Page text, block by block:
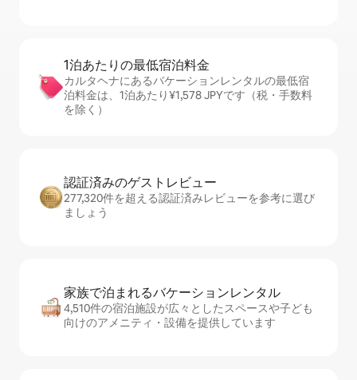
1泊あたりの最⁠低⁠宿⁠泊⁠料⁠金
カルタヘナにあるバケーションレンタルの最低宿
泊料金は、1泊あたり¥1,578 JPYです（税・手数料
を除く）
認証済みのゲ⁠ス⁠ト⁠レ⁠ビ⁠ュ⁠ー
277,320件を超える認証済みレビューを参考に選び
ましょう
家族で泊まれるバ⁠ケ⁠ー⁠シ⁠ョ⁠ンレ⁠ン⁠タ⁠ル
4,510件の宿泊施設が広々としたスペースや子ども
向けのアメニティ・設備を提供しています